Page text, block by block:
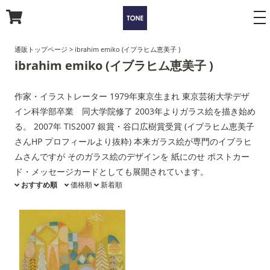
通販トップページ > ibrahim emiko (イブラヒム恵美子 )
ibrahim emiko (イブラヒム恵美子 )
作家・イラストレーター 1979年東京生まれ 東京芸術大学デザ
イン科学部卒業 同大学院修了 2003年よりガラス絵を描き始め
る。 2007年 TIS2007 銀賞・谷口広樹賞受賞 (イブラヒム恵美子
さんHP プロフィールより抜粋) 本来ガラス絵が専門のイブラヒ
ムさんですが そのガラス絵のデザインを 紙にのせ ポストカー
ド・メッセージカードとしても展開されています。
おすすめ順 価格順 新着順